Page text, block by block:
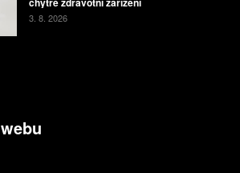
3. 8. 2026